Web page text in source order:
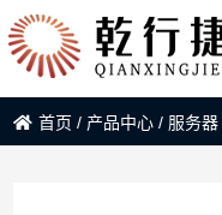
首页 / 产品中心 / 服务器